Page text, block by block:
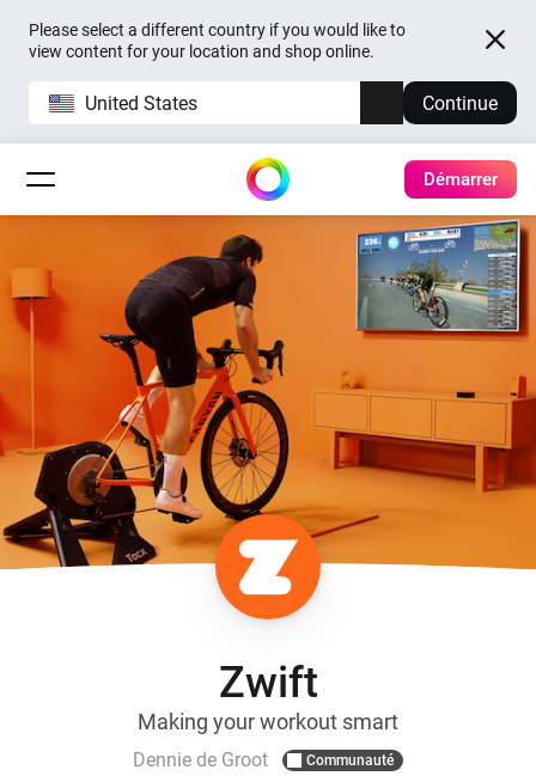
Please select a different country if you would like to
view content for your location and shop online.
United States Continue
Démarrer
Zwift
Making your workout smart
Dennie de Groot Communauté